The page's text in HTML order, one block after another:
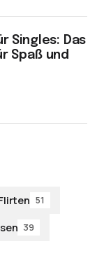
Singles: Das
Spaß und
51
39